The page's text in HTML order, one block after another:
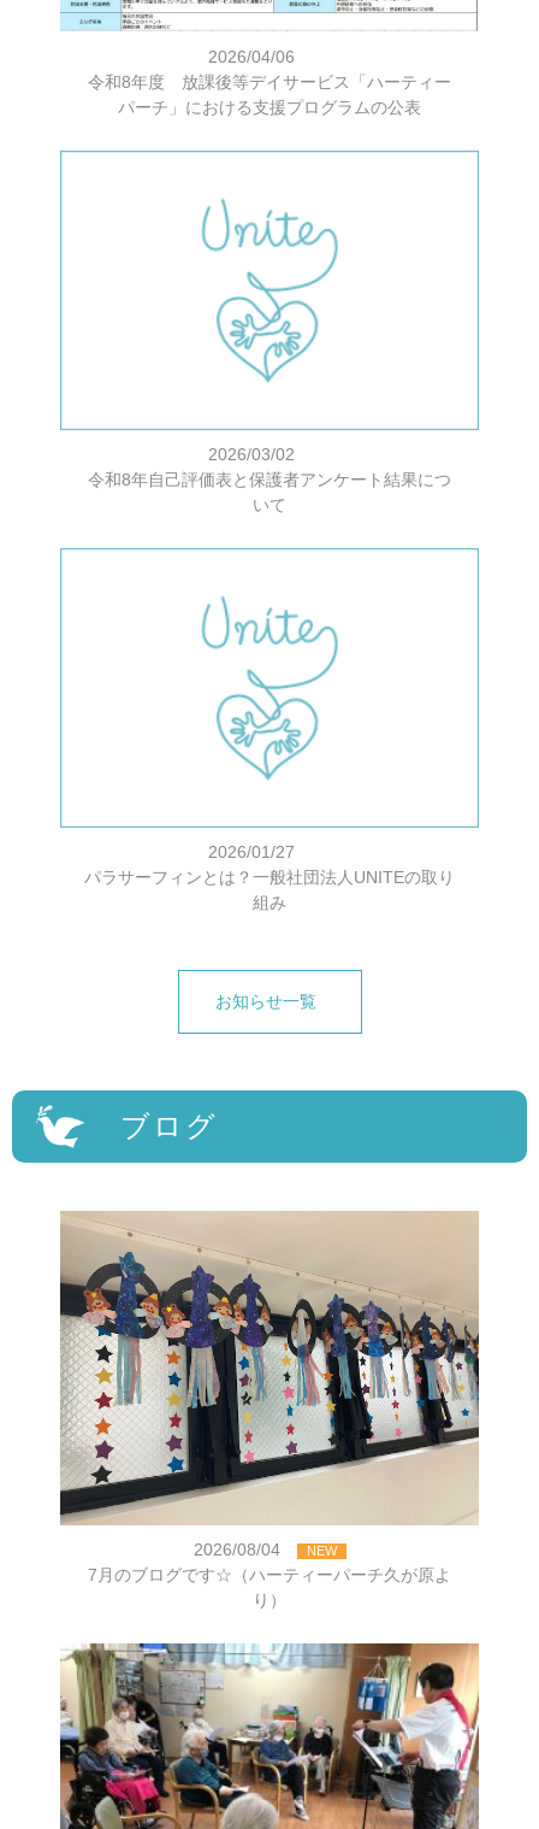
2026/04/06
令和8年度 放課後等デイサービス「ハーティー
パーチ」における支援プログラムの公表
2026/03/02
令和8年自己評価表と保護者アンケート結果につ
いて
2026/01/27
パラサーフィンとは？一般社団法人UNITEの取り
組み
お知らせ一覧
ブログ
2026/08/04 NEW
7月のブログです☆（ハーティーパーチ久が原よ
り）